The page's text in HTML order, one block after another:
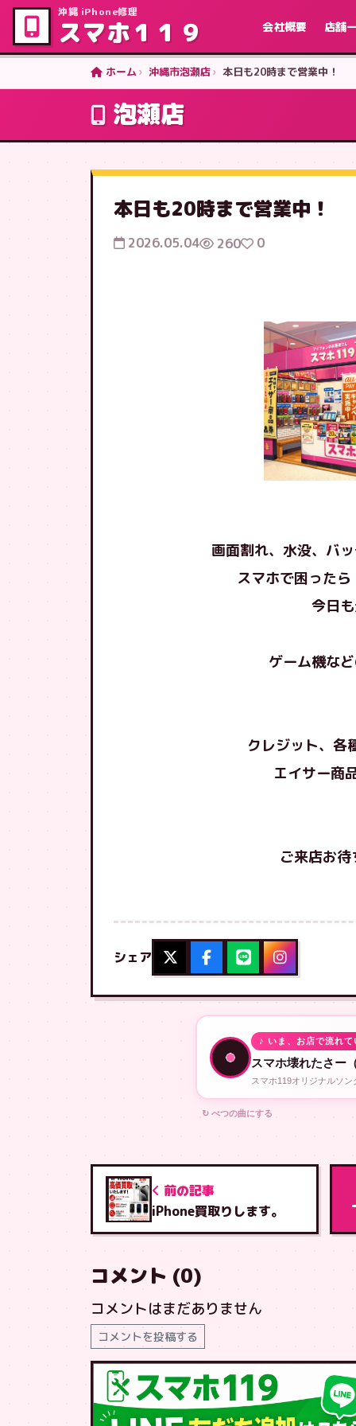
沖縄 iPhone修理
スマホ１１９ 会社概要 店舗
ホーム 沖縄市泡瀬店 本日も20時まで営業中！
泡瀬店
本日も20時まで営業中！
2026.05.04 260 0
画面割れ、水没、バ
スマホで困った
今日
ゲーム機な
クレジット、各
エイサー商
ご来店お
シェア
♪ いま、お店で流れて
スマホ壊れたさー
スマホ119オリジナルソ
↻ べつの曲にする
前の記事
iPhone買取りします。
コメント (0)
コメントはまだありません
コメントを投稿する